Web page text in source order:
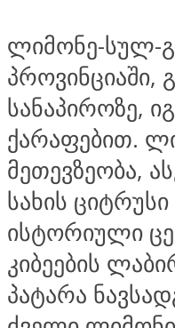
ლიმონე-სულ-
პროვინციაში,
სანაპიროზე,
ქარაფებით.
მეთევზეობა,
სახის
ისტორიული
კიბეების
პატარა